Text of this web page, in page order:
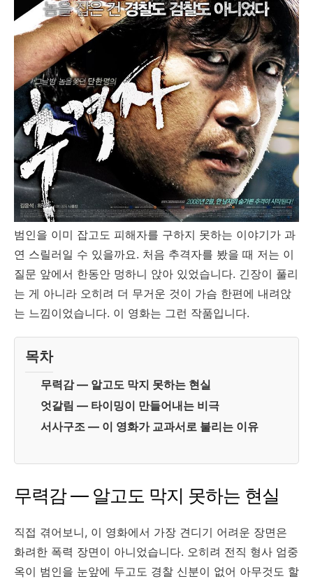
범인을 이미 잡고도 피해자를 구하지 못하는 이야기가 과
연 스릴러일 수 있을까요. 처음 추격자를 봤을 때 저는 이
질문 앞에서 한동안 멍하니 앉아 있었습니다. 긴장이 풀리
는 게 아니라 오히려 더 무거운 것이 가슴 한편에 내려앉
는 느낌이었습니다. 이 영화는 그런 작품입니다.
목차
무력감 — 알고도 막지 못하는 현실
엇갈림 — 타이밍이 만들어내는 비극
서사구조 — 이 영화가 교과서로 불리는 이유
무력감 — 알고도 막지 못하는 현실
직접 겪어보니, 이 영화에서 가장 견디기 어려운 장면은
화려한 폭력 장면이 아니었습니다. 오히려 전직 형사 엄중
옥이 범인을 눈앞에 두고도 경찰 신분이 없어 아무것도 할